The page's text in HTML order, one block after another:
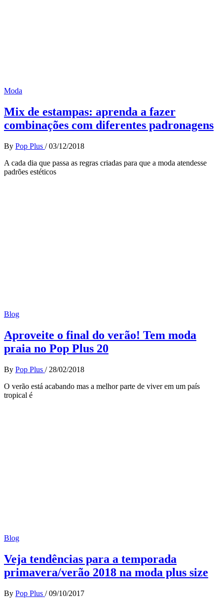
Moda
Mix de estampas: aprenda a fazer
combinações com diferentes padronagens
By Pop Plus / 03/12/2018
A cada dia que passa as regras criadas para que a moda atendesse
padrões estéticos
Blog
Aproveite o final do verão! Tem moda
praia no Pop Plus 20
By Pop Plus / 28/02/2018
O verão está acabando mas a melhor parte de viver em um país
tropical é
Blog
Veja tendências para a temporada
primavera/verão 2018 na moda plus size
By Pop Plus / 09/10/2017